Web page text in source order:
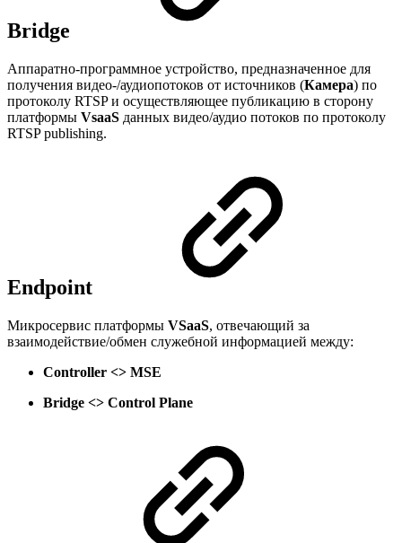
Bridge
Аппаратно-программное устройство, предназначенное для
получения видео-/аудиопотоков от источников (Камера) по
протоколу RTSP и осуществляющее публикацию в сторону
платформы VsaaS данных видео/аудио потоков по протоколу
RTSP publishing.
Endpoint
Микросервис платформы VSaaS, отвечающий за
взаимодействие/обмен служебной информацией между:
Controller <> MSE
Bridge <> Control Plane